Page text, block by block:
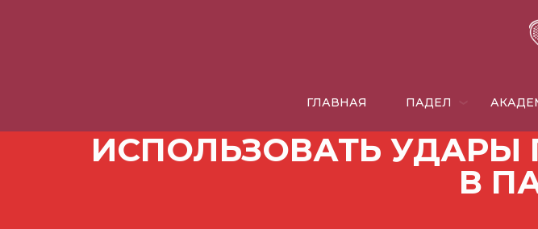
ГЛАВНАЯ ПАДЕЛ
ИСПОЛЬЗОВАТЬ УДАРЫ
В